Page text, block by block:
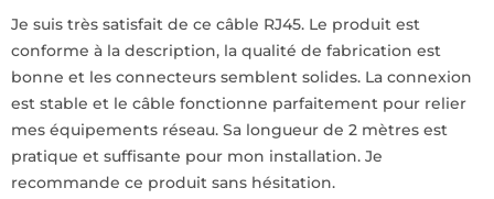
Je suis très satisfait de ce câble RJ45. Le produit est
conforme à la description, la qualité de fabrication est
bonne et les connecteurs semblent solides. La connexion
est stable et le câble fonctionne parfaitement pour relier
mes équipements réseau. Sa longueur de 2 mètres est
pratique et suffisante pour mon installation. Je
recommande ce produit sans hésitation.